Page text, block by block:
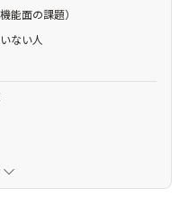
能面の課題）
ない人